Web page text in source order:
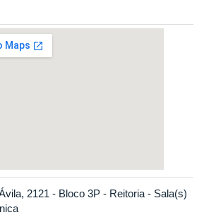
2121 - Bloco 3P - Reitoria - Sala(s)